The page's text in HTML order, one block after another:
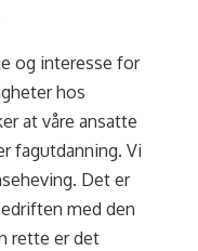
og interesse for
hos
at våre ansatte
fagutdanning. Vi
Det er
med den
rette er det